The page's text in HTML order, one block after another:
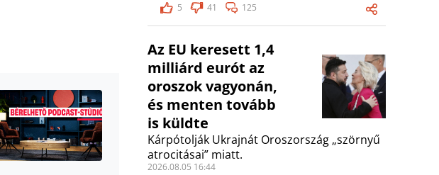
5
41 125
Az EU keresett 1,4
milliárd eurót az
oroszok vagyonán,
és menten tovább
is küldte
Kárpótolják Ukrajnát Oroszország „szörnyű
atrocitásai” miatt.
2026.08.05 16:44